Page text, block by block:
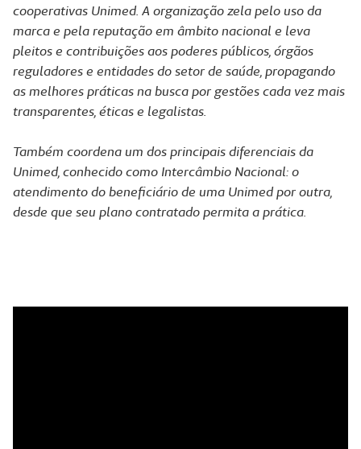
cooperativas Unimed. A organização zela pelo uso da
marca e pela reputação em âmbito nacional e leva
pleitos e contribuições aos poderes públicos, órgãos
reguladores e entidades do setor de saúde, propagando
as melhores práticas na busca por gestões cada vez mais
transparentes, éticas e legalistas.
Também coordena um dos principais diferenciais da
Unimed, conhecido como Intercâmbio Nacional: o
atendimento do beneficiário de uma Unimed por outra,
desde que seu plano contratado permita a prática.